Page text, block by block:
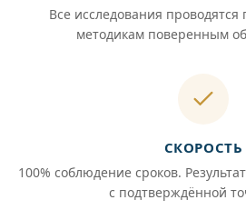
Все исследования
методикам поверенным
СКОРОСТЬ
100% соблюдение сроков.
с подтверждённой